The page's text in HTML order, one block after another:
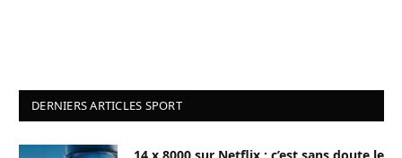
DERNIERS ARTICLES SPORT